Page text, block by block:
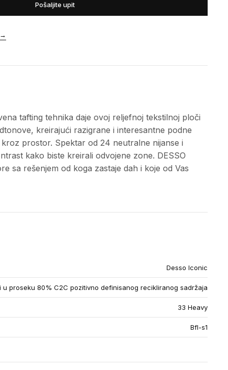
Pošaljite upit
tafting tehnika daje ovoj reljefnoj tekstilnoj ploči
kreirajući razigrane i interesantne podne
prostor. Spektar od 24 neutralne nijanse i
kako biste kreirali odvojene zone. DESSO
sa rešenjem od koga zastaje dah i koje od Vas
Desso Iconic
u proseku 80% C2C pozitivno definisanog recikliranog sadržaja
33 Heavy
Bfl-s1